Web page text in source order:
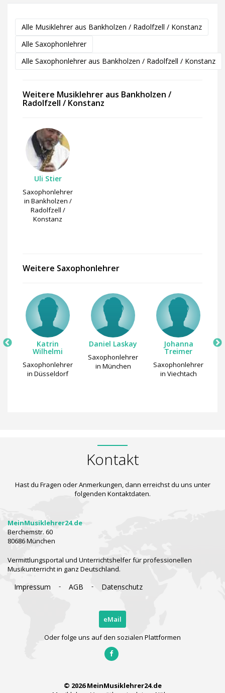
Alle Musiklehrer aus Bankholzen / Radolfzell / Konstanz
Alle Saxophonlehrer
Alle Saxophonlehrer aus Bankholzen / Radolfzell / Konstanz
Weitere Musiklehrer aus Bankholzen /
Radolfzell / Konstanz
Uli Stier
Saxophonlehrer
in Bankholzen /
Radolfzell /
Konstanz
Weitere Saxophonlehrer
Katrin
Wilhelmi
Saxophonlehrer
in Düsseldorf
Daniel Laskay
Saxophonlehrer
in München
Johanna
Treimer
Saxophonlehrer
in Viechtach
Kontakt
Hast du Fragen oder Anmerkungen, dann erreichst du uns unter
folgenden Kontaktdaten.
MeinMusiklehrer24.de
Berchemstr. 60
80686 München
Vermittlungsportal und Unterrichtshelfer für professionellen
Musikunterricht in ganz Deutschland.
Impressum - AGB - Datenschutz
eMail
Oder folge uns auf den sozialen Plattformen
© 2026 MeinMusiklehrer24.de